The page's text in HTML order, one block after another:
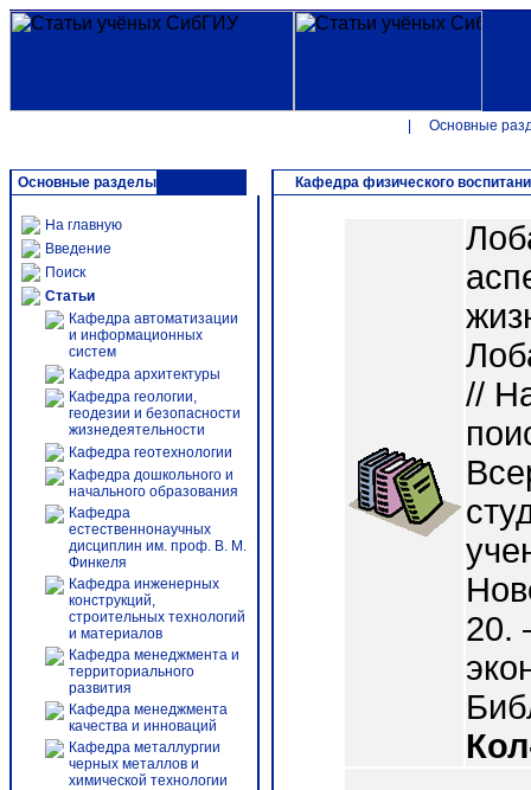
Основные
Основные разделы
На главную
Введение
Поиск
Статьи
Кафедра автоматизации
и информационных
систем
Кафедра архитектуры
Кафедра геологии,
геодезии и безопасности
жизнедеятельности
Кафедра геотехнологии
Кафедра дошкольного и
начального образования
Кафедра
естественнонаучных
дисциплин им. проф. В. М.
Финкеля
Кафедра инженерных
конструкций,
строительных технологий
и материалов
Кафедра менеджмента и
территориального
развития
Кафедра менеджмента
качества и инноваций
Кафедра металлургии
черных металлов и
химической технологии
Кафедра физического
//
20.